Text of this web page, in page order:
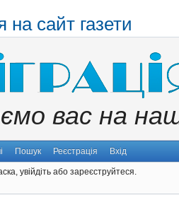
на сайт газети
вас на
Пошук Реєстрація Вхід
увійдіть або зареєструйтеся.